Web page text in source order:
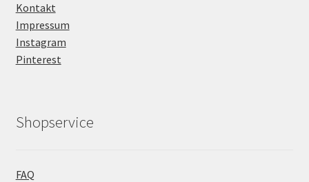
Kontakt
Impressum
Instagram
Pinterest
Shopservice
FAQ